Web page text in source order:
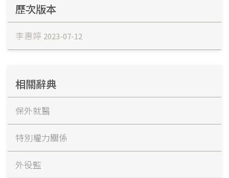
歷次版本
李惠婷 2023-07-12
相關辭典
保外就醫
特別權力關係
外役監